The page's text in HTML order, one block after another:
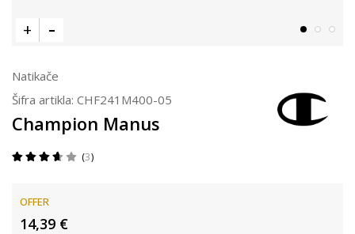
Natikače
Šifra artikla: CHF241M400-05
Champion Manus
3
OFFER
14,39 €